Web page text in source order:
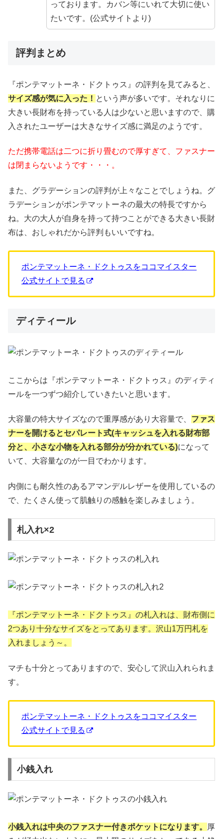
っております。カバン等にいれて大切に使い
たいです。(公式サイトより)
評判まとめ
『ポンテマットーネ・ドクトゥス』の評判を見てみると、
サイズ感が気に入った！ という声が多いです。それなりに
大きい長財布を持っている人は少ないと思いますので、購
入されたユーザーは大きなサイズ感に満足のようです。
ただ携帯電話は二つに折り畳むので厚すぎて、ファスナー
は閉まらないようです・・・。
また、グラデーションの評判が上々なことでしょうね。グ
ラデーションがポンテマットーネの最大の特長ですから
ね。大の大人が自身を持って持つことができる大きい長財
布は、おしゃれだから評判もいいですね。
ポンテマットーネ・ドクトゥスをココマイスター
公式サイトで見る
ディティール
ここからは『ポンテマットーネ・ドクトゥス』のディティ
ールを一つずつ紹介していきたいと思います。
大容量の特大サイズなので重厚感があり大容量で、 ファス
ナーを開けるとセパレート式(キャッシュを入れる財布部
分と、小さな小物を入れる部分が分かれている)になって
いて、大容量なのが一目でわかります。
内側にも耐久性のあるアマンデルレザーを使用しているの
で、たくさん使って肌触りの感触を楽しみましょう。
札入れ×2
『ポンテマットーネ・ドクトゥス』の札入れは、財布側に
2つあり十分なサイズをとってあります。沢山1万円札を
入れましょう～。
マチも十分とってありますので、安心して沢山入れられま
す。
ポンテマットーネ・ドクトゥスをココマイスター
公式サイトで見る
小銭入れ
小銭入れは中央のファスナー付きポケットになります。
厚